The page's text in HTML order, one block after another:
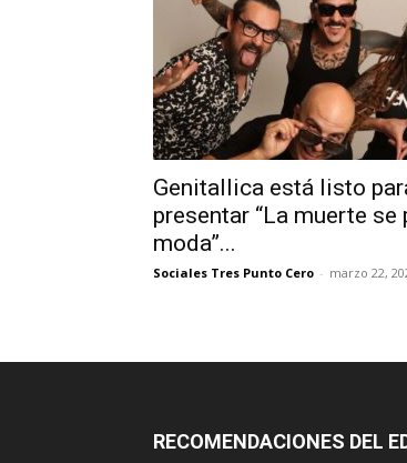
Genitallica está listo
presentar “La muerte se
moda”...
Sociales Tres Punto Cero - marzo 22,
RECOMENDACIONES DEL